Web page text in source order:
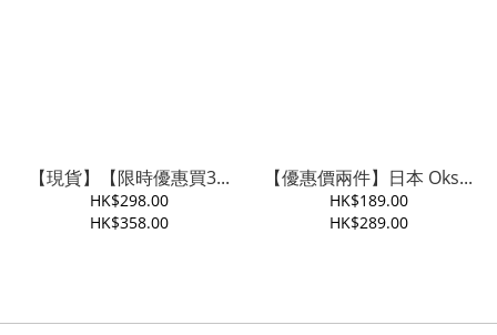
【現貨】【限時優惠買3...
HK$298.00
HK$358.00
【優惠價兩件】日本 Oks...
HK$189.00
HK$289.00